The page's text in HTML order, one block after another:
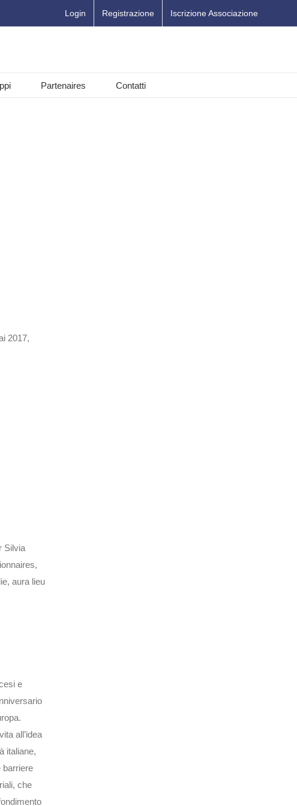
Login Registrazione Iscrizione Associazione
Partenaires Contatti
2017,
Silvia
aura lieu
e
all’idea
italiane,
barriere
che